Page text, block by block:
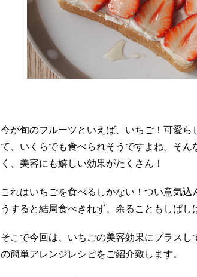
今が旬のフルーツといえば、いちご！可愛ら
て、いくらでも食べられそうですよね。そ
く、美容にも嬉しい効果がたくさん！
これはいちごを食べるしかない！つい意気
うすると結局食べきれず、余ることもしばし
そこで今回は、いちごの美容効果にプラス
の簡単アレンジレシピをご紹介致します。